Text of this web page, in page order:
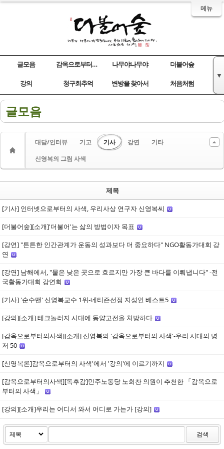
메뉴
글모음 감옥으로부터의 사색 나무야나무야 더불어숲
강의
▼
청구회추억
변방을 찾아서 처음처럼
글모음
대담/인터뷰 기고 기사 강연
기타
신영복의 그림 사색
제목
[기사] 인터넷으로부터의 사색, 우리사상 연구자 신영복씨
[더불어숲][소개]'더불어'는 삶의 방법이자 목표
[강연] "튼튼한 인간관계가 운동의 성과보다 더 중요하다" NGO활동가대회 강
연
[강연] 남해에서, "물은 낮은 곳으로 흐르지만 가장 큰 바다를 이뤄냅니다" -전
국활동가대회 강연회
[기사] '순수맨' 신영복교수 1위-네티즌선정 지성인 베스트5
[강의][소개] 테크놀러지 시대에 동양고전을 처방하다
[감옥으로부터의사색][소개] 신영복의 '감옥으로부터의 사색'-우리 시대의 명
저 50
[신영복론]감옥으로부터의 사색'에서 '강의'에 이르기까지
[감옥으로부터의사색][독후감]민주노동당 노회찬 의원이 추천한 「감옥으로
부터의 사색」
[강의][소개]우리는 어디서 와서 어디로 가는가 [강의]
검색
Sketchbook5, 스케치북5
Sketchbook5, 스케치북5
Sketchbook5, 스케치북5
Sketchbook5, 스케치북5